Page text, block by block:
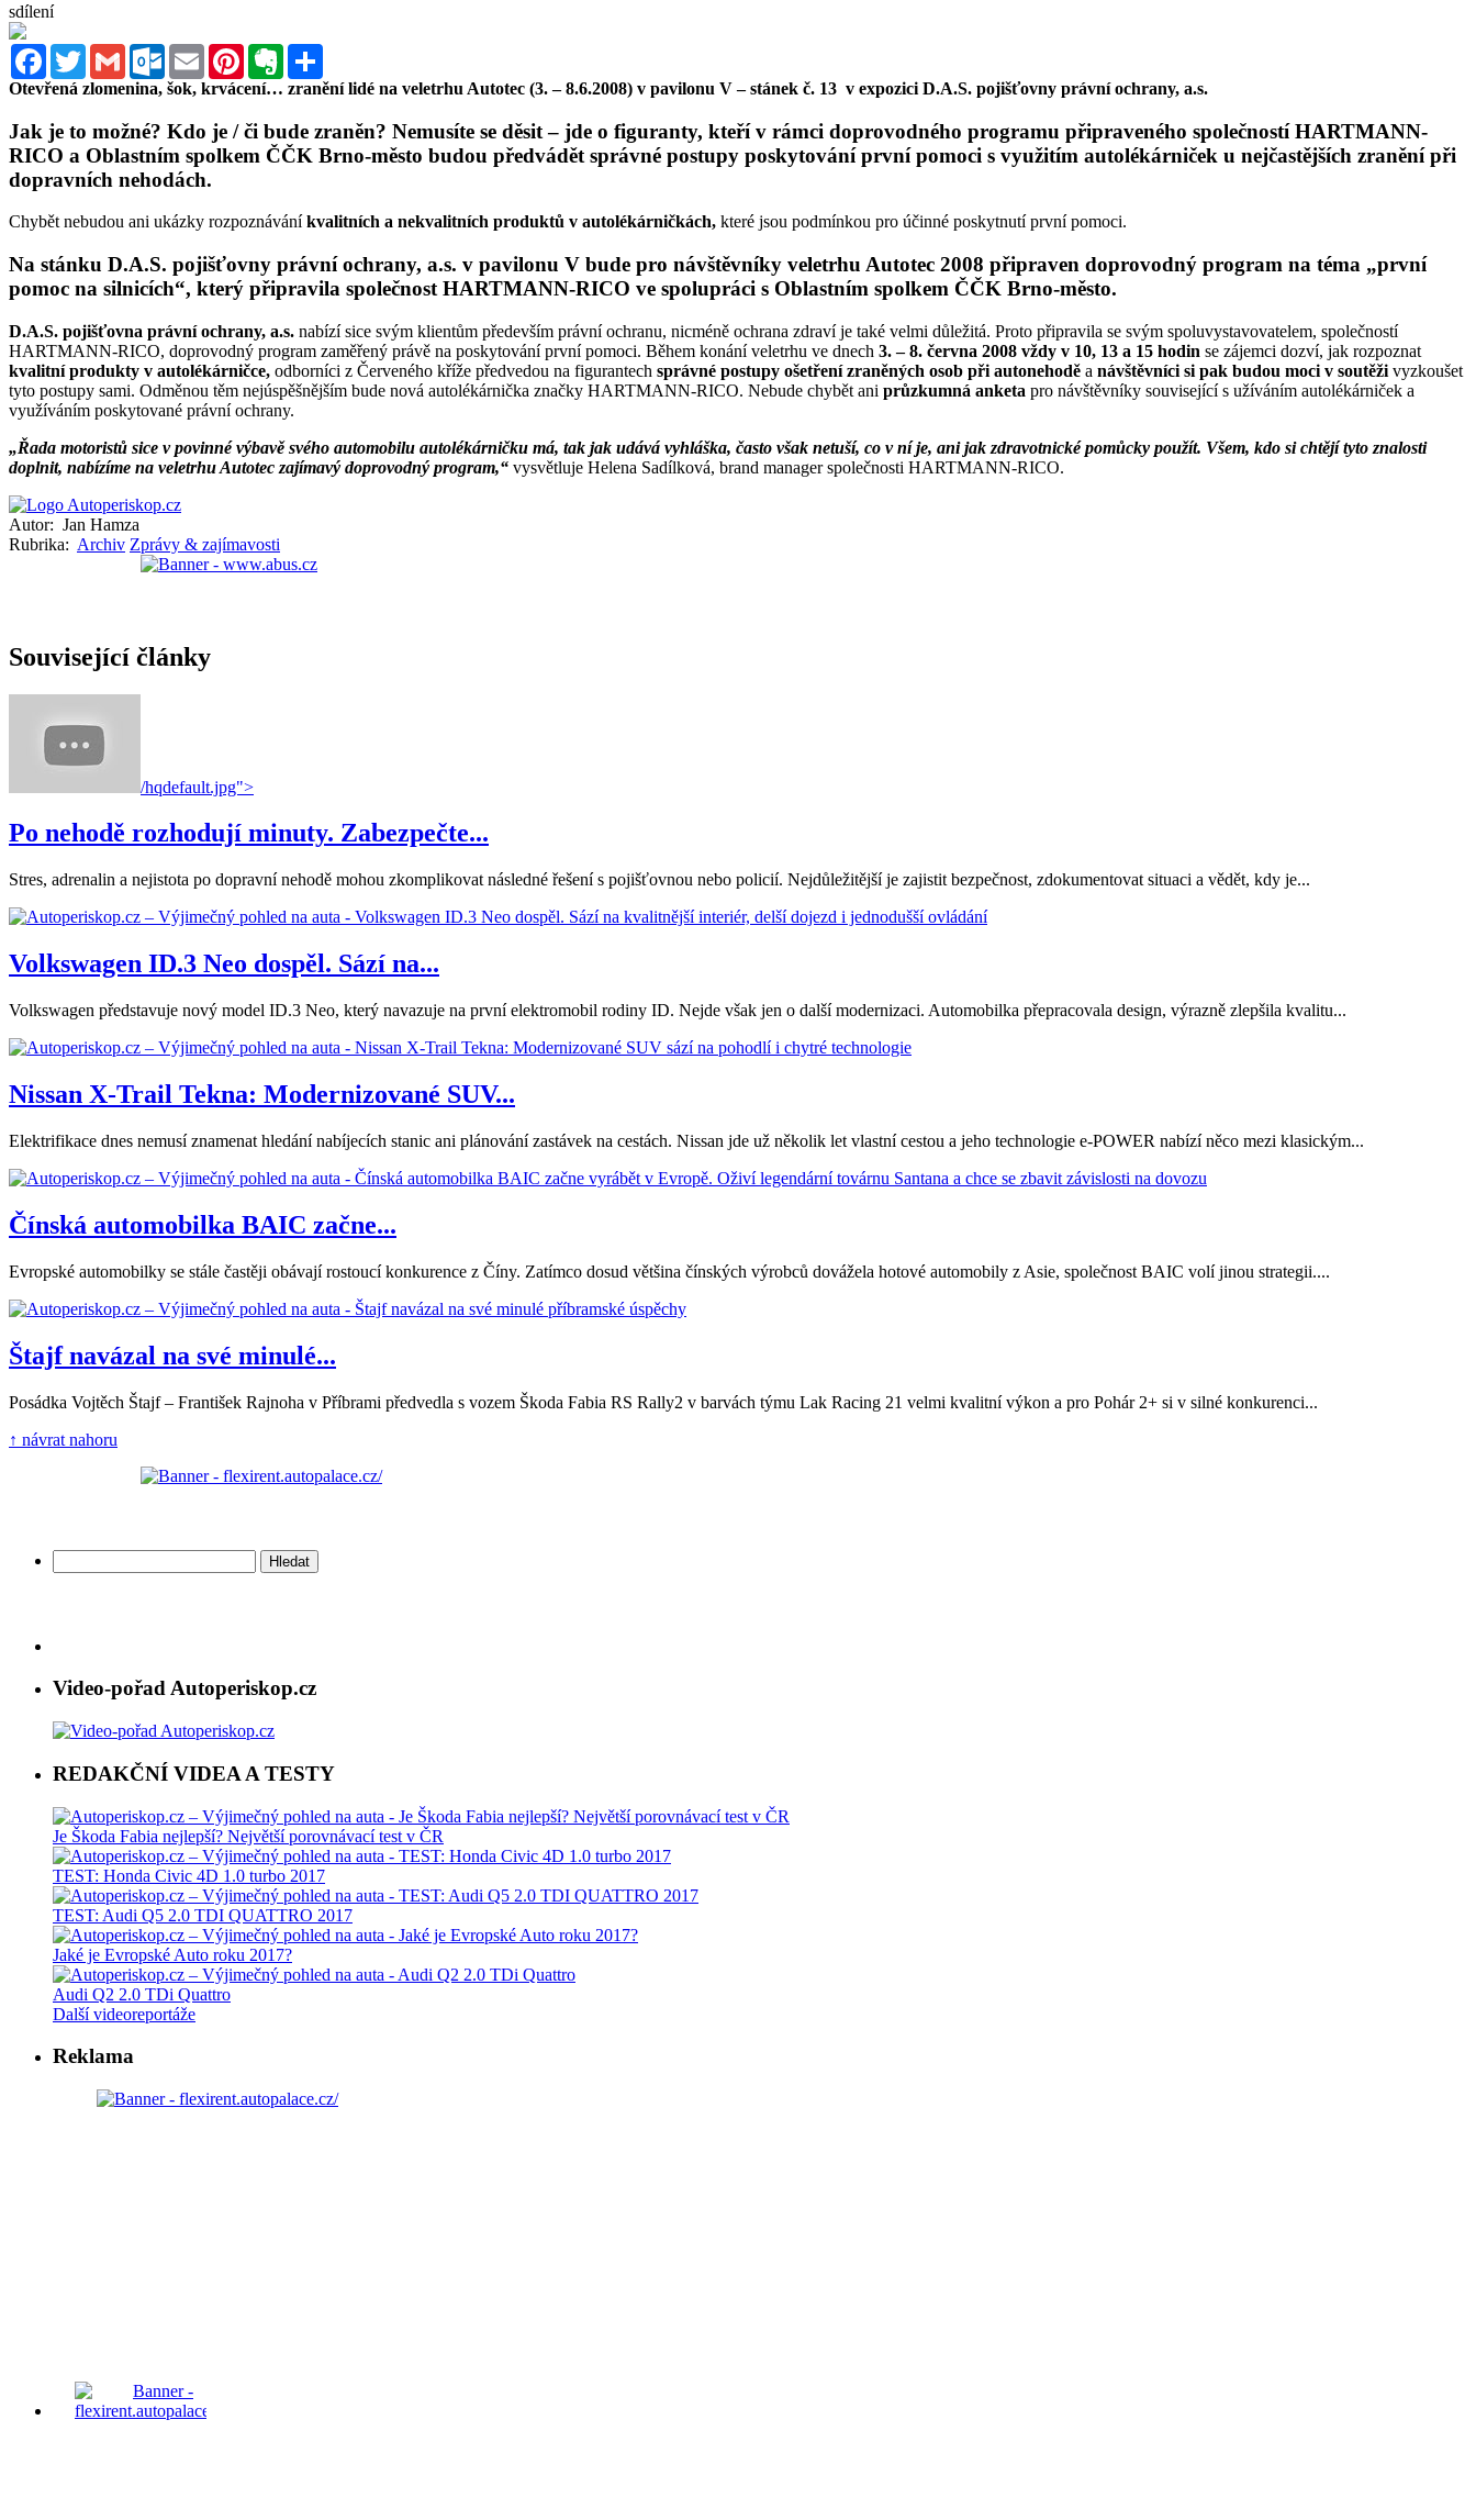
sdílení
FacebookTwitterGmail Outlook.com
Email PinterestEvernote
Otevřená zlomenina, šok, krvácení… zranění lidé na veletrhu Autotec (3. – 8.6.2008) v pavilonu V – stánek č. 13 v expozici D.A.S. pojišťovny právní ochrany, a.s.
Jak je to možné? Kdo je / či bude zraněn? Nemusíte se děsit – jde o figuranty, kteří v rámci doprovodného programu připraveného společností HARTMANN-
RICO a Oblastním spolkem ČČK Brno-město budou předvádět správné postupy poskytování první pomoci s využitím autolékárniček u nejčastějších zranění při
dopravních nehodách.
Chybět nebudou ani ukázky rozpoznáváníkvalitních a nekvalitních produktů v autolékárničkách, které jsou podmínkou pro účinné poskytnutí první pomoci.
Na stánku D.A.S. pojišťovny právní ochrany, a.s. v pavilonu V bude pro návštěvníky veletrhu Autotec 2008 připraven doprovodný program na téma „první
pomoc na silnicích“, který připravila společnost HARTMANN-RICO ve spolupráci s Oblastním spolkem ČČK Brno-město.
D.A.S. pojišťovna právní ochrany, a.s. nabízí sice svým klientům především právní ochranu, nicméně ochrana zdraví je také velmi důležitá. Proto připravila se svým spoluvystavovatelem, společností
HARTMANN-RICO, doprovodný program zaměřený právě na poskytování první pomoci. Během konání veletrhu ve dnech 3. – 8. června 2008 vždy v 10, 13 a 15 hodin se zájemci dozví, jak rozpoznat
kvalitní produkty v autolékárničce, odborníci z Červeného kříže předvedou na figurantech správné postupy ošetření zraněných osob při autonehodě a návštěvníci si pak budou moci v soutěži vyzkoušet
tyto postupy sami. Odměnou těm nejúspěšnějším bude nová autolékárnička značky HARTMANN-RICO. Nebude chybět ani průzkumná anketa pro návštěvníky související s užíváním autolékárniček a
využíváním poskytované právní ochrany.
„Řada motoristů sice v povinné výbavě svého automobilu autolékárničku má, tak jak udává vyhláška, často však netuší, co v ní je, ani jak zdravotnické pomůcky použít. Všem, kdo si chtějí tyto znalosti
doplnit, nabízíme na veletrhu Autotec zajímavý doprovodný program,“ vysvětluje Helena Sadílková, brand manager společnosti HARTMANN-RICO.
Autor: Jan Hamza
Rubrika: Archiv Zprávy & zajímavosti
Související články
/hqdefault.jpg">
Po nehodě rozhodují minuty. Zabezpečte...
Stres, adrenalin a nejistota po dopravní nehodě mohou zkomplikovat následné řešení s pojišťovnou nebo policií. Nejdůležitější je zajistit bezpečnost, zdokumentovat situaci a vědět, kdy je...
Volkswagen ID.3 Neo dospěl. Sází na...
Volkswagen představuje nový model ID.3 Neo, který navazuje na první elektromobil rodiny ID. Nejde však jen o další modernizaci. Automobilka přepracovala design, výrazně zlepšila kvalitu...
Nissan X-Trail Tekna: Modernizované SUV...
Elektrifikace dnes nemusí znamenat hledání nabíjecích stanic ani plánování zastávek na cestách. Nissan jde už několik let vlastní cestou a jeho technologie e-POWER nabízí něco mezi klasickým...
Čínská automobilka BAIC začne...
Evropské automobilky se stále častěji obávají rostoucí konkurence z Číny. Zatímco dosud většina čínských výrobců dovážela hotové automobily z Asie, společnost BAIC volí jinou strategii....
Štajf navázal na své minulé...
Posádka Vojtěch Štajf – František Rajnoha v Příbrami předvedla s vozem Škoda Fabia RS Rally2 v barvách týmu Lak Racing 21 velmi kvalitní výkon a pro Pohár 2+ si v silné konkurenci...
↑ návrat nahoru
Video-pořad Autoperiskop.cz
REDAKČNÍ VIDEA A TESTY
Je Škoda Fabia nejlepší? Největší porovnávací test v ČR
TEST: Honda Civic 4D 1.0 turbo 2017
TEST: Audi Q5 2.0 TDI QUATTRO 2017
Jaké je Evropské Auto roku 2017?
Audi Q2 2.0 TDi Quattro
Další videoreportáže
Reklama